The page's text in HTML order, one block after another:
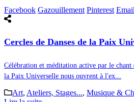
Facebook Gazouillement Pinterest Email
Cercles de Danses de la Paix
Célébration et méditation active par le chant
la Paix Universelle nous ouvrent à l'ex...
Art, Ateliers, Stages..., Musique &